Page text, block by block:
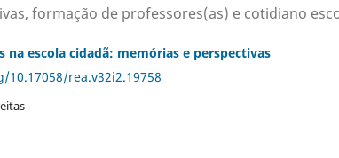
formação de professores(as) e cotidiano
na escola cidadã: memórias e perspectivas
rea.v32i2.19758